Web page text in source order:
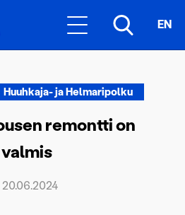
EN
Huuhkaja- ja Helmaripolku
remontti on
valmis
20.06.2024